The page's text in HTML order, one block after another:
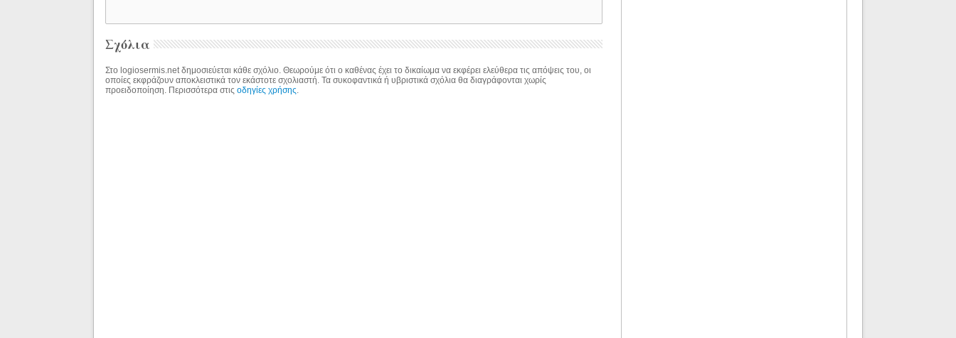
Σχόλια
Στο logiosermis.net δημοσιεύεται κάθε σχόλιο. Θεωρούμε ότι ο καθένας έχει το δικαίωμα να εκφέρει ελεύθερα τις απόψεις του, οι
οποίες εκφράζουν αποκλειστικά τον εκάστοτε σχολιαστή. Τα συκοφαντικά ή υβριστικά σχόλια θα διαγράφονται χωρίς
προειδοποίηση. Περισσότερα στιςοδηγίες χρήσης